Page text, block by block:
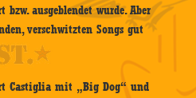
ausgeblendet wurde. Aber
verschwitzten Songs gut
Castiglia mit „Big Dog“ und